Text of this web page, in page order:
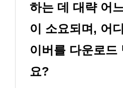
하는 데 대략 어
이 소요되며, 어
이버를 다운로드
요?